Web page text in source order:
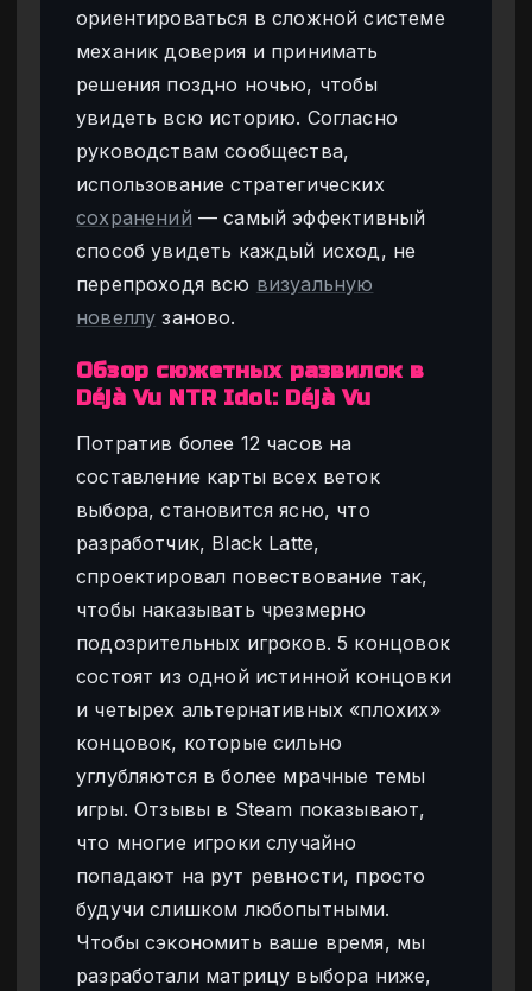
ориентироваться в сложной системе
механик доверия и принимать
решения поздно ночью, чтобы
увидеть всю историю. Согласно
руководствам сообщества,
использование стратегических
сохранений — самый эффективный
способ увидеть каждый исход, не
перепроходя всю визуальную
новеллу заново.
Обзор сюжетных развилок в
Déjà Vu NTR Idol: Déjà Vu
Потратив более 12 часов на
составление карты всех веток
выбора, становится ясно, что
разработчик, Black Latte,
спроектировал повествование так,
чтобы наказывать чрезмерно
подозрительных игроков. 5 концовок
состоят из одной истинной концовки
и четырех альтернативных «плохих»
концовок, которые сильно
углубляются в более мрачные темы
игры. Отзывы в Steam показывают,
что многие игроки случайно
попадают на рут ревности, просто
будучи слишком любопытными.
Чтобы сэкономить ваше время, мы
разработали матрицу выбора ниже,